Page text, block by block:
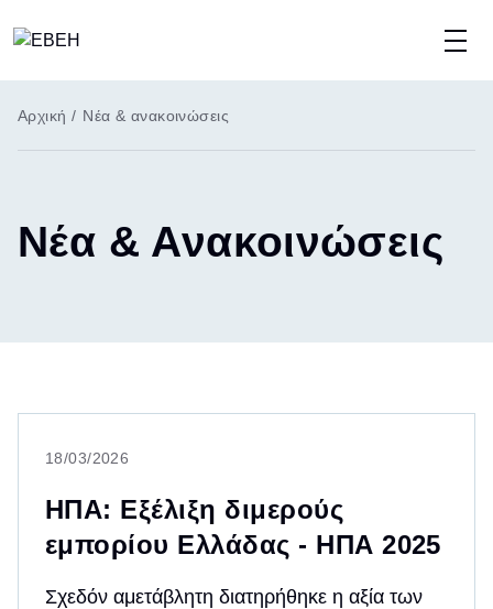
προς
το
κυρίως
περιεχόμενο
Breadcrumb
Αρχική / Νέα & ανακοινώσεις
Νέα & Ανακοινώσεις
18/03/2026
ΗΠΑ: Εξέλιξη διμερούς
εμπορίου Ελλάδας - ΗΠΑ 2025
Σχεδόν αμετάβλητη διατηρήθηκε η αξία των